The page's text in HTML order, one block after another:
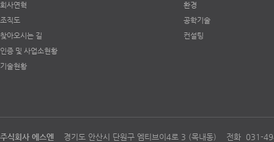
회사연혁
조직도
찾아오시는 길
인증 및 사업소현황
기술현황
환경
공학기술
컨설팅
주식회사 에스엔 경기도 안산시 단원구 엠티브이4로 3 (목내동) 전화